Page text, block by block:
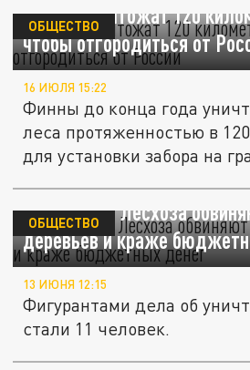
Финны уничтожат 120
чтобы отгородиться от
ОБЩЕСТВО
16 ИЮЛЯ 15:22
Финны до конца года
леса протяженностью в
для установки забора на
Чиновников Лесхоза
деревьев и краже
ОБЩЕСТВО
13 ИЮНЯ 12:15
Фигурантами дела об
стали 11 человек.